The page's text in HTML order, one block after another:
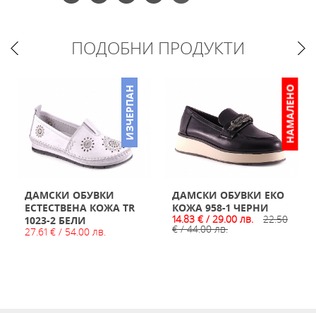
ПОДОБНИ ПРОДУКТИ
ИЗЧЕРПАН
ДАМСКИ ОБУВКИ
ЕСТЕСТВЕНА КОЖА TR
1023-2 БЕЛИ
27.61 € / 54.00 лв.
НАМАЛЕНО
ДАМСКИ ОБУВКИ ЕКО
КОЖА 958-1 ЧЕРНИ
14.83 € / 29.00 лв.
22.50
€ / 44.00 лв.